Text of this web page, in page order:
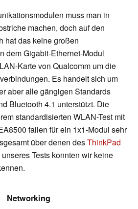
muss man in
machen, doch auf den
hat das keine großen
dem Gigabit-Ethernet-Modul
Karte von Qualcomm um die
Es handelt sich um
aber alle gängigen Standards
Bluetooth 4.1 unterstützt. Die
standardisierten WLAN-Test mit
fallen für ein 1x1-Modul sehr
über denen desThinkPad
Tests konnten wir keine
Networking